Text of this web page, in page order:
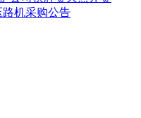
路机采购公告